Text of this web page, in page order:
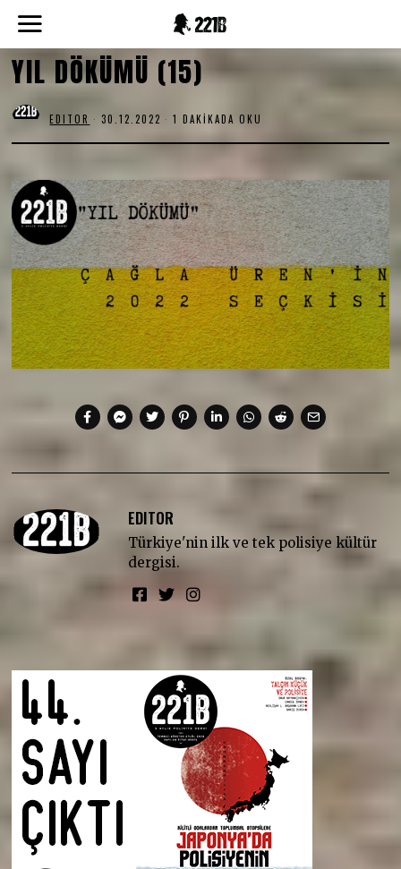
YIL DÖKÜMÜ (15)
EDITOR 30.12.2022 1 DAKIKADA OKU
EDITOR
Türkiye'nin ilk ve tek polisiye kültür
dergisi.